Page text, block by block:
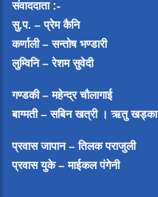
संवाददाता :-
सु.प. – प्रेम कैनि
कर्णाली – सन्तोष भण्डारी
लुम्विनि – रेशम सुवेदी
गण्डकी – महेन्द्र चौलागाई
बाग्मती – सबिन खत्री ।ऋतु खड्का
प्रवास जापान – तिलक पराजुली
प्रवास युके – माईकल पंगेनी